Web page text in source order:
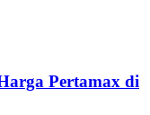
Pertamax di